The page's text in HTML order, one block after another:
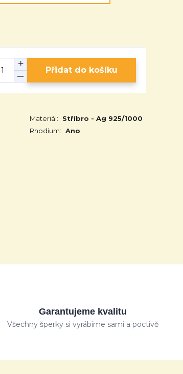
Přidat do košíku
Materiál:
Stříbro - Ag 925/1000
Rhodium: Ano
Garantujeme kvalitu
Všechny šperky si vyrábíme sami a poctivě